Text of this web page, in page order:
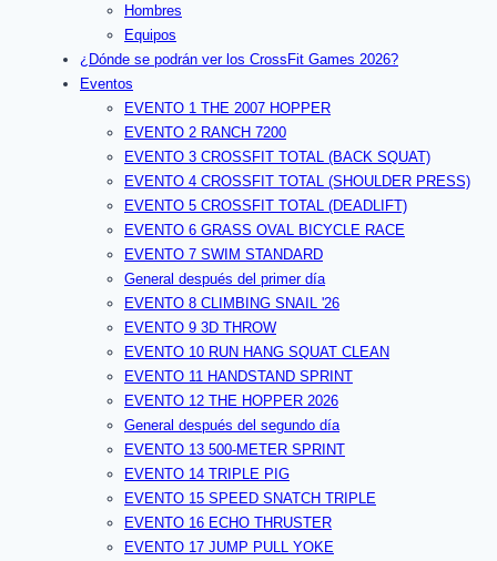
Hombres
Equipos
¿Dónde se podrán ver los CrossFit Games 2026?
Eventos
EVENTO 1 THE 2007 HOPPER
EVENTO 2 RANCH 7200
EVENTO 3 CROSSFIT TOTAL (BACK SQUAT)
EVENTO 4 CROSSFIT TOTAL (SHOULDER PRESS)
EVENTO 5 CROSSFIT TOTAL (DEADLIFT)
EVENTO 6 GRASS OVAL BICYCLE RACE
EVENTO 7 SWIM STANDARD
General después del primer día
EVENTO 8 CLIMBING SNAIL '26
EVENTO 9 3D THROW
EVENTO 10 RUN HANG SQUAT CLEAN
EVENTO 11 HANDSTAND SPRINT
EVENTO 12 THE HOPPER 2026
General después del segundo día
EVENTO 13 500-METER SPRINT
EVENTO 14 TRIPLE PIG
EVENTO 15 SPEED SNATCH TRIPLE
EVENTO 16 ECHO THRUSTER
EVENTO 17 JUMP PULL YOKE